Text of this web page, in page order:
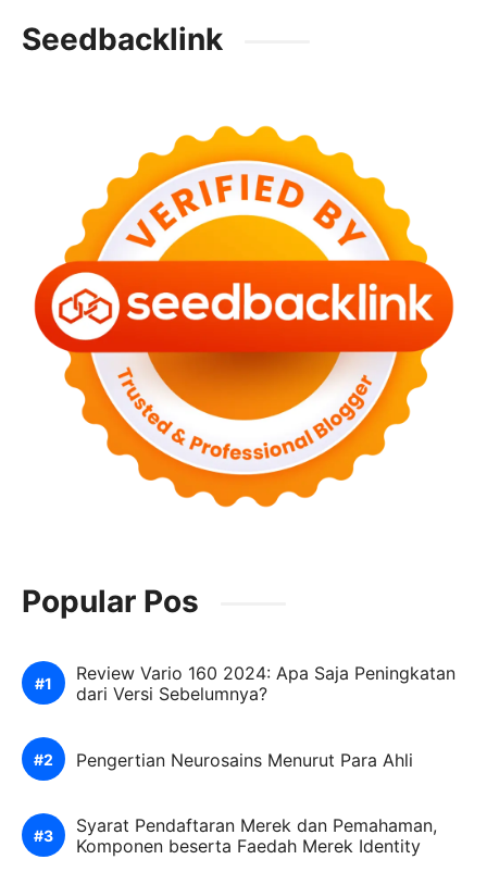
Seedbacklink
Popular Pos
Review Vario 160 2024: Apa Saja Peningkatan
dari Versi Sebelumnya?
Pengertian Neurosains Menurut Para Ahli
Syarat Pendaftaran Merek dan Pemahaman,
Komponen beserta Faedah Merek Identity